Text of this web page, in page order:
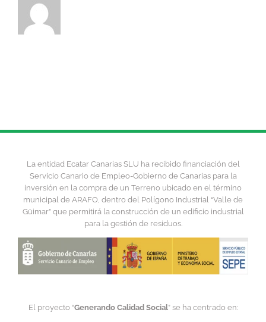
La entidad Ecatar Canarias SLU ha recibido financiación del
Servicio Canario de Empleo-Gobierno de Canarias para la
inversión en la compra de un Terreno ubicado en el término
municipal de ARAFO, dentro del Polígono Industrial “Valle de
Güimar” que permitirá la construcción de un edificio industrial
para la gestión de residuos.
El proyecto “Generando Calidad Social” se ha centrado en: